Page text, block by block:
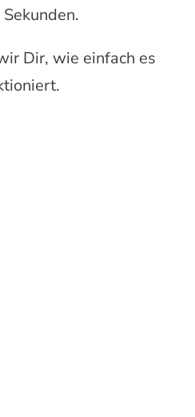
Dir, wie einfach es